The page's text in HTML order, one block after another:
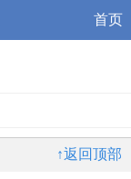
首页
↑返回顶部